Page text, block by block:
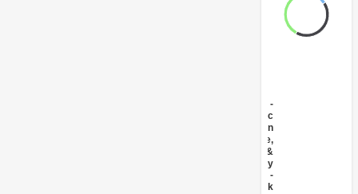
Administration
- Agriculture,
Fishing &
Livestock